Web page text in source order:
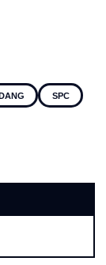
SPC